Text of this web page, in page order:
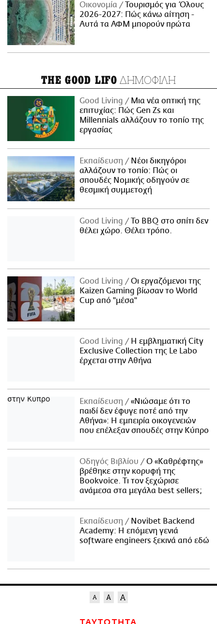
Οικονομία
Τουρισμός για Όλους
2026-2027: Πώς κάνω αίτηση -
Αυτά τα ΑΦΜ μπορούν πρώτα
THE GOOD LIFO ΔΗΜΟΦΙΛΗ
Good Living
Μια νέα οπτική της
επιτυχίας: Πώς Gen Zs και
Millennials αλλάζουν το τοπίο της
εργασίας
Εκπαίδευση
Νέοι δικηγόροι
αλλάζουν το τοπίο: Πώς οι
σπουδές Νομικής οδηγούν σε
θεσμική συμμετοχή
Good Living
Το BBQ στο σπίτι δεν
θέλει χώρο. Θέλει τρόπο.
Good Living
Οι εργαζόμενοι της
Kaizen Gaming βίωσαν το World
Cup από "μέσα"
Good Living
Η εμβληματική City
Exclusive Collection της Le Labo
έρχεται στην Αθήνα
Εκπαίδευση
«Νιώσαμε ότι το
παιδί δεν έφυγε ποτέ από την
Αθήνα»: Η εμπειρία οικογενειών
που επέλεξαν σπουδές στην Κύπρο
Οδηγός Βιβλίου
Ο «Καθρέφτης»
βρέθηκε στην κορυφή της
Bookvoice. Τι τον ξεχώρισε
ανάμεσα στα μεγάλα best sellers;
Εκπαίδευση
Novibet Backend
Academy: Η επόμενη γενιά
software engineers ξεκινά από εδώ